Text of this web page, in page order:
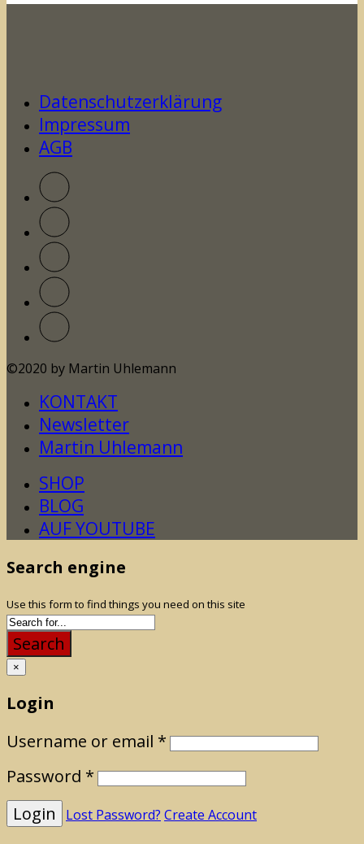
Datenschutzerklärung
Impressum
AGB
©2020 by Martin Uhlemann
KONTAKT
Newsletter
Martin Uhlemann
SHOP
BLOG
AUF YOUTUBE
Search engine
Use this form to find things you need on this site
Search
×
Login
Username or email *
Password *
Lost Password? Create Account